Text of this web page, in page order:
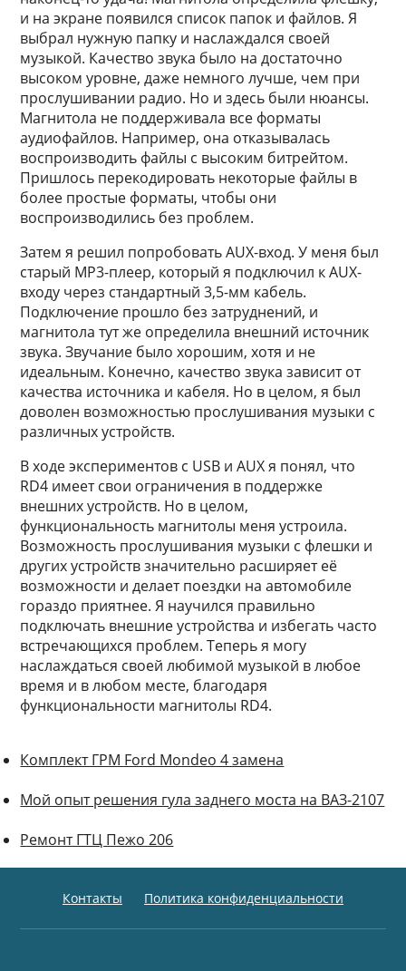
и на экране появился список папок и файлов. Я
выбрал нужную папку и наслаждался своей
музыкой. Качество звука было на достаточно
высоком уровне, даже немного лучше, чем при
прослушивании радио. Но и здесь были нюансы.
Магнитола не поддерживала все форматы
аудиофайлов. Например, она отказывалась
воспроизводить файлы с высоким битрейтом.
Пришлось перекодировать некоторые файлы в
более простые форматы, чтобы они
воспроизводились без проблем.
Затем я решил попробовать AUX-вход. У меня был
старый MP3-плеер, который я подключил к AUX-
входу через стандартный 3,5-мм кабель.
Подключение прошло без затруднений, и
магнитола тут же определила внешний источник
звука. Звучание было хорошим, хотя и не
идеальным. Конечно, качество звука зависит от
качества источника и кабеля. Но в целом, я был
доволен возможностью прослушивания музыки с
различных устройств.
В ходе экспериментов с USB и AUX я понял, что
RD4 имеет свои ограничения в поддержке
внешних устройств. Но в целом,
функциональность магнитолы меня устроила.
Возможность прослушивания музыки с флешки и
других устройств значительно расширяет её
возможности и делает поездки на автомобиле
гораздо приятнее. Я научился правильно
подключать внешние устройства и избегать часто
встречающихся проблем. Теперь я могу
наслаждаться своей любимой музыкой в любое
время и в любом месте, благодаря
функциональности магнитолы RD4.
Комплект ГРМ Ford Mondeo 4 замена
Мой опыт решения гула заднего моста на ВАЗ-2107
Ремонт ГТЦ Пежо 206
Контакты Политика конфиденциальности